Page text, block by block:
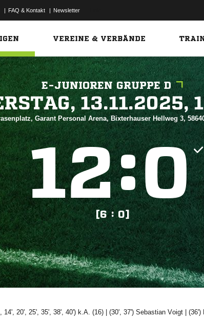
| FAQ & Kontakt | Newsletter
VEREINE & VERBÄNDE
E-JUNIOREN GRUPPE D

Garant Personal Arena, Bixterhauser Hellweg 3,
:
[6 : 0]
14', 20', 25', 35', 38', 40') k.A. (16) | (30', 37') | (36')